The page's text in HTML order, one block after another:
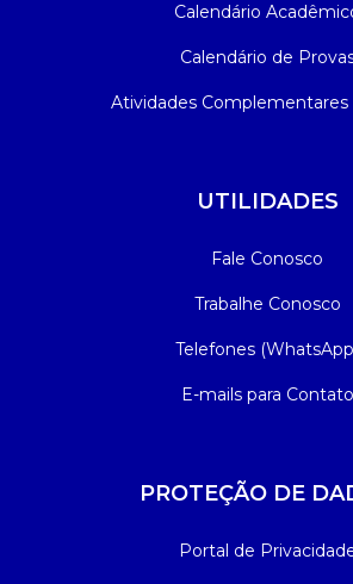
Calendário
Calendário de
Atividades Complementares
UTILIDADES
Fale Conosco
Trabalhe Conosco
Telefones
E-mails para Contato
PROTEÇÃO DE
Portal de